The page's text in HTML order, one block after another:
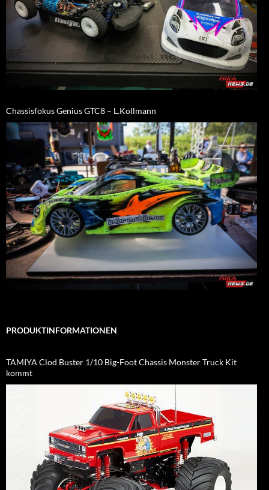
Chassisfokus Genius GTC8 – L.Kollmann
PRODUKTINFORMATIONEN
TAMIYA Clod Buster 1/10 Big-Foot Chassis Monster Truck Kit
kommt